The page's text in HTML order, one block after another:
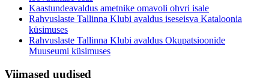
Kaastundeavaldus ametnike omavoli ohvri isale
Rahvuslaste Tallinna Klubi avaldus iseseisva Kataloonia
küsimuses
Rahvuslaste Tallinna Klubi avaldus Okupatsioonide
Muuseumi küsimuses
Viimased uudised